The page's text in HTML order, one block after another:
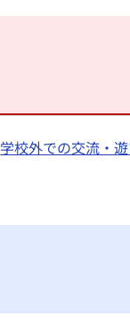
学校外での交流・